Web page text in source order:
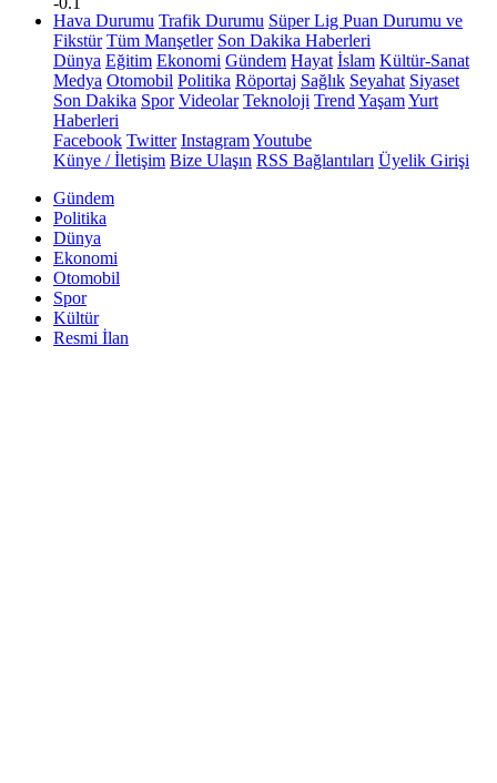
Hava Durumu Trafik Durumu Süper Lig Puan Durumu ve
Fikstür Tüm Manşetler Son Dakika Haberleri
Dünya Eğitim Ekonomi Gündem Hayat İslam Kültür-Sanat
Medya Otomobil Politika Röportaj Sağlık Seyahat Siyaset
Son Dakika Spor Videolar Teknoloji Trend YaşamYurt
Haberleri
Facebook Twitter InstagramYoutube
Künye / İletişim Bize Ulaşın RSS Bağlantıları Üyelik Girişi
Gündem
Politika
Dünya
Ekonomi
Otomobil
Spor
Kültür
Resmi İlan